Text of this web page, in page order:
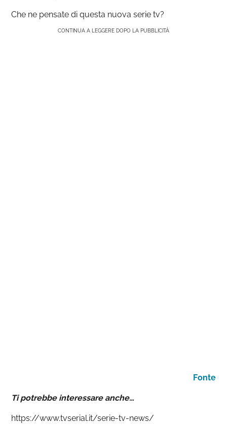
Che ne pensate di questa nuova serie tv?
CONTINUA A LEGGERE DOPO LA PUBBLICITÀ
Fonte
Ti potrebbe interessare anche…
https://www.tvserial.it/serie-tv-news/